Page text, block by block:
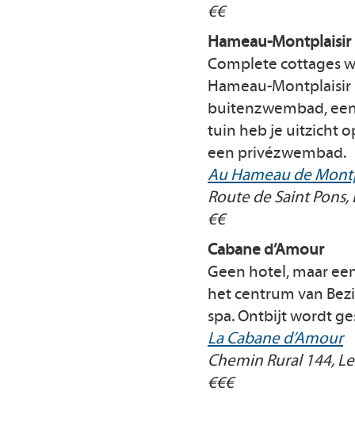
€€
Hameau-Montplaisir
Complete cottages
Hameau-Montplaisir
buitenzwembad,
tuin heb je uitzicht
een privézwembad.
Au Hameau de
Route de Saint Pons,
€€
Cabane d’Amour
Geen hotel, maar
het centrum van
spa. Ontbijt wordt
La Cabane d’Amour
Chemin Rural 144,
€€€